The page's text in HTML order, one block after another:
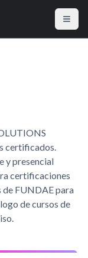
certificados.
y presencial
certificaciones
FUNDAE para
de cursos de